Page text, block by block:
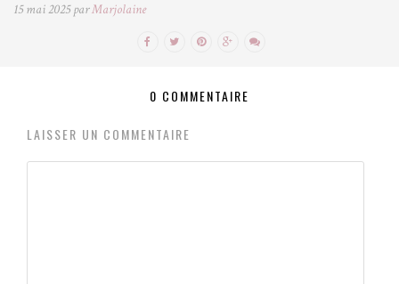
15 mai 2025 parMarjolaine
0 COMMENTAIRE
LAISSER UN COMMENTAIRE